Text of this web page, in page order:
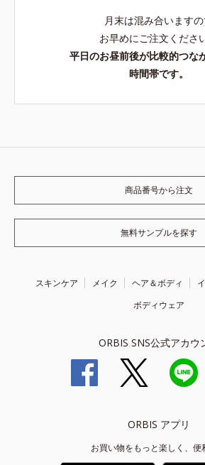
月末は混み合います
お早めにご注文ください
平日のお昼前後が比較的つな
時間帯です。
商品番号から注文
無料サンプルを探す
スキンケア メイク ヘア＆ボディ
ボディウェア
ORBIS SNS公式アカウ
ORBIS アプリ
お買い物をもっと楽しく、便